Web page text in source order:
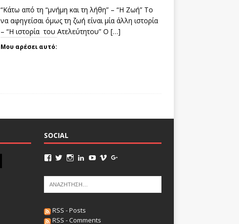
“Κάτω από τη “μνήμη και τη λήθη” – “Η Ζωή” Το
να αφηγείσαι όμως τη ζωή είναι μία άλλη ιστορία
– “Η ιστορία του Ατελεύτητου” Ο […]
Μου αρέσει αυτό:
SOCIAL
RSS - Posts
RSS - Comments